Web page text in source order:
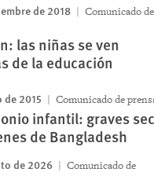
de 2018
Comunicado de
las niñas se ven
de la educación
2015 Comunicado de
infantil: graves
de Bangladesh
de 2026
Comunicado de